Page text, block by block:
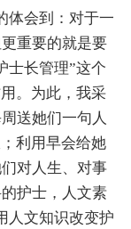
体会到：对于一
重要的就是要
士长管理”这个
。为此，我采
送她们一句人
利用早会给她
对人生、对事
护士，人文素
人文知识改变护